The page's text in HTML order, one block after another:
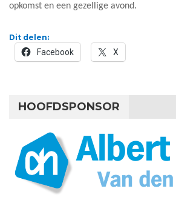
opkomst en een gezellige avond.
Dit delen:
Facebook X
HOOFDSPONSOR